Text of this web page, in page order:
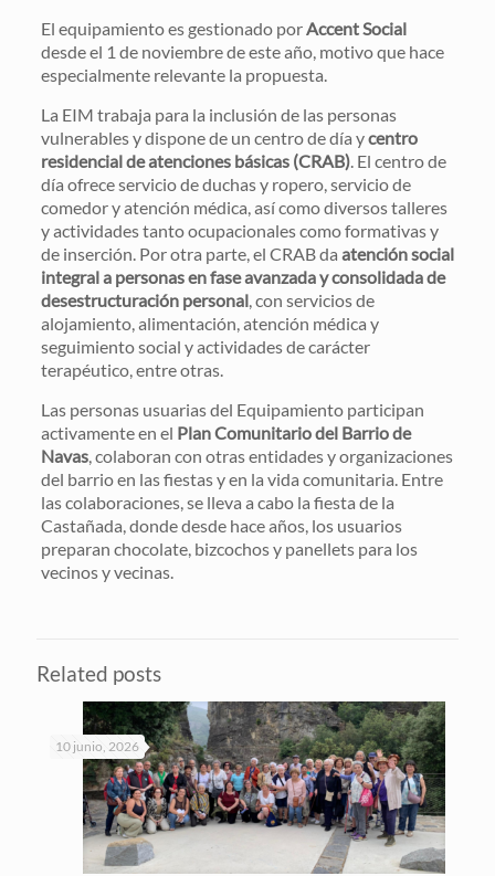
El equipamiento es gestionado por Accent Social
desde el 1 de noviembre de este año, motivo que hace
especialmente relevante la propuesta.
La EIM trabaja para la inclusión de las personas
vulnerables y dispone de un centro de día ycentro
residencial de atenciones básicas (CRAB). El centro de
día ofrece servicio de duchas y ropero, servicio de
comedor y atención médica, así como diversos talleres
y actividades tanto ocupacionales como formativas y
de inserción. Por otra parte, el CRAB da atención social
integral a personas en fase avanzada y consolidada de
desestructuración personal, con servicios de
alojamiento, alimentación, atención médica y
seguimiento social y actividades de carácter
terapéutico, entre otras.
Las personas usuarias del Equipamiento participan
activamente en el Plan Comunitario del Barrio de
Navas, colaboran con otras entidades y organizaciones
del barrio en las fiestas y en la vida comunitaria. Entre
las colaboraciones, se lleva a cabo la fiesta de la
Castañada, donde desde hace años, los usuarios
preparan chocolate, bizcochos y panellets para los
vecinos y vecinas.
Related posts
10 junio, 2026